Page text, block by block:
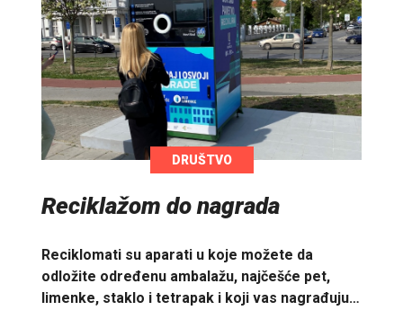
DRUŠTVO
Reciklažom do nagrada
Reciklomati su aparati u koje možete da
odložite određenu ambalažu, najčešće pet,
limenke, staklo i tetrapak i koji vas nagrađuju…